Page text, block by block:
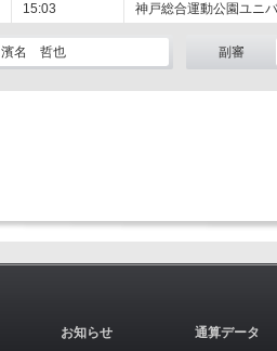
15:03 神戸総合運動公園ユニ
濱名 哲也 副審
お知らせ 通算データ